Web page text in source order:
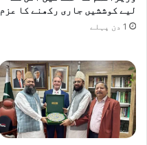
لیے کوششیں جاری رکھنے کا عزم
1 دن پہلے